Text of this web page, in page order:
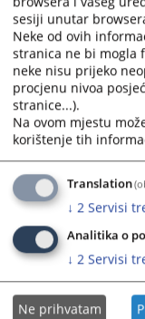
4. Odjeljenje
Poslove iz
sudijskih poslova
a) krivično-
b) prekršajno
c) građansko
c) izvršno odjeljenje
Više informacija
organizaciji i
sudu u Bijeljini a
sesiji unutar
Neke od ovih
stranica ne bi mogla
neke nisu prijeko
procjenu nivoa
stranice...).
Na ovom mjestu
korištenje tih
Translation
↓ 2 Servisi
Analitika o
↓ 2 Servisi
Ne prihvatam